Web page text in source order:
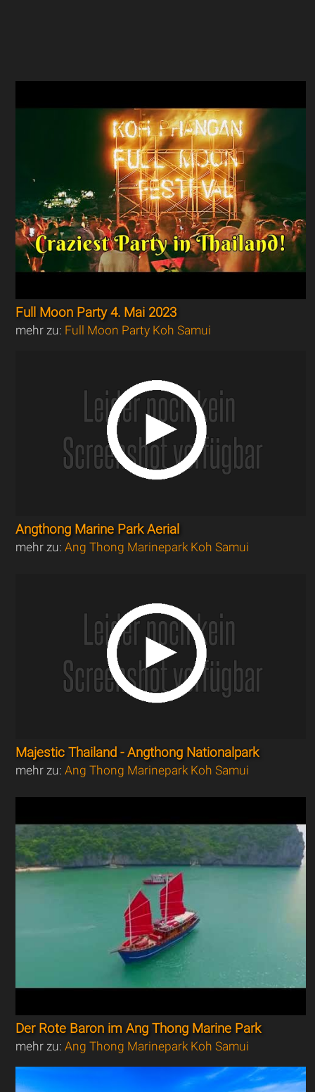
Full Moon Party 4. Mai 2023
mehr zu: Full Moon Party Koh Samui
Angthong Marine Park Aerial
mehr zu:Ang Thong Marinepark Koh Samui
Majestic Thailand - Angthong Nationalpark
mehr zu:Ang Thong Marinepark Koh Samui
Der Rote Baron im Ang Thong Marine Park
mehr zu:Ang Thong Marinepark Koh Samui